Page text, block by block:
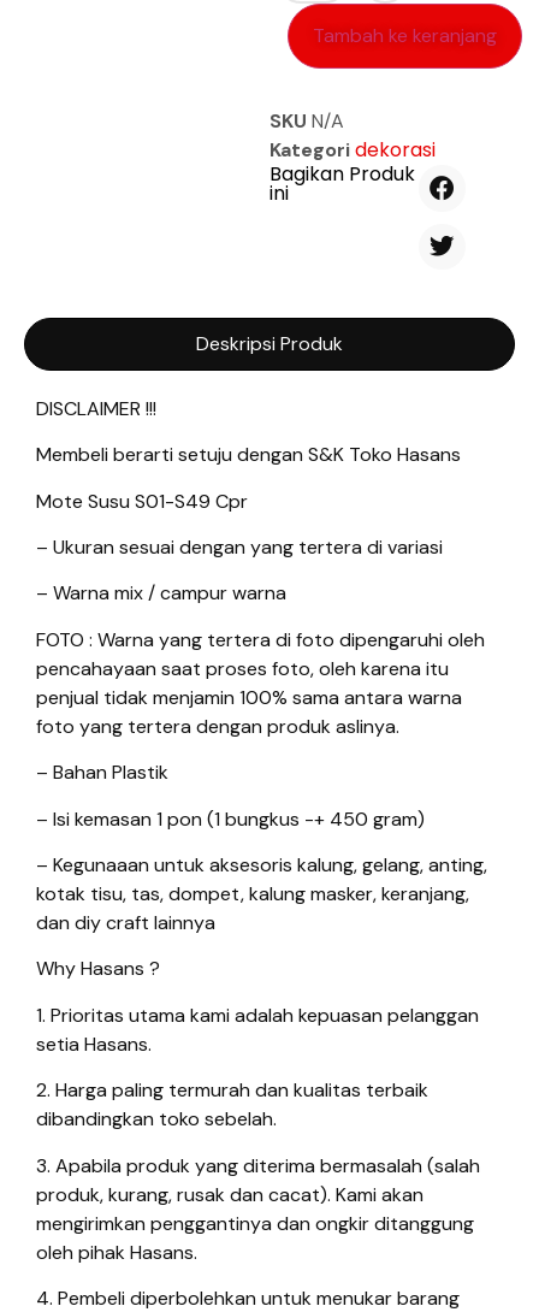
Tambah ke keranjang
SKU N/A
Kategoridekorasi
Bagikan Produk
ini
Deskripsi Produk
DISCLAIMER !!!
Membeli berarti setuju dengan S&K Toko Hasans
Mote Susu S01-S49 Cpr
– Ukuran sesuai dengan yang tertera di variasi
– Warna mix / campur warna
FOTO : Warna yang tertera di foto dipengaruhi oleh
pencahayaan saat proses foto, oleh karena itu
penjual tidak menjamin 100% sama antara warna
foto yang tertera dengan produk aslinya.
– Bahan Plastik
– Isi kemasan 1 pon (1 bungkus -+ 450 gram)
– Kegunaaan untuk aksesoris kalung, gelang, anting,
kotak tisu, tas, dompet, kalung masker, keranjang,
dan diy craft lainnya
Why Hasans ?
1. Prioritas utama kami adalah kepuasan pelanggan
setia Hasans.
2. Harga paling termurah dan kualitas terbaik
dibandingkan toko sebelah.
3. Apabila produk yang diterima bermasalah (salah
produk, kurang, rusak dan cacat). Kami akan
mengirimkan penggantinya dan ongkir ditanggung
oleh pihak Hasans.
4. Pembeli diperbolehkan untuk menukar barang